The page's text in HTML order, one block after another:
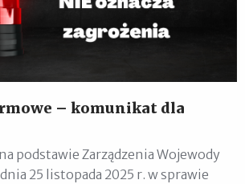
– komunikat dla
podstawie Zarządzenia Wojewody
25 listopada 2025 r. w sprawie